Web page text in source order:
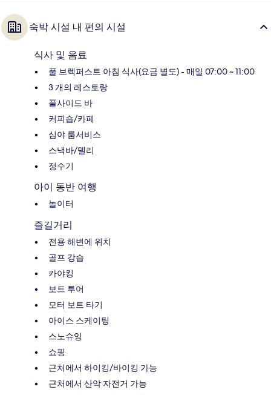
숙박 시설 내 편의 시설
식사 및 음료
풀 브렉퍼스트 아침 식사(요금 별도) - 매일 07:00 ~ 11:00
3 개의 레스토랑
풀사이드 바
커피숍/카페
심야 룸서비스
스낵바/델리
정수기
아이 동반 여행
놀이터
즐길거리
전용 해변에 위치
골프 강습
카야킹
보트 투어
모터 보트 타기
아이스 스케이팅
스노슈잉
쇼핑
근처에서 하이킹/바이킹 가능
근처에서 산악 자전거 가능